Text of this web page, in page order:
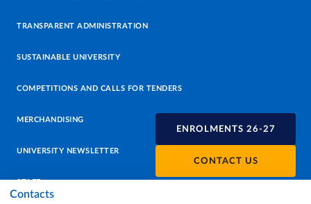
ENROLMENTS 26-27
CONTACT US
Contacts
TRANSPARENT ADMINISTRATION
SUSTAINABLE UNIVERSITY
COMPETITIONS AND CALLS FOR TENDERS
MERCHANDISING
UNIVERSITY NEWSLETTER
STAFF